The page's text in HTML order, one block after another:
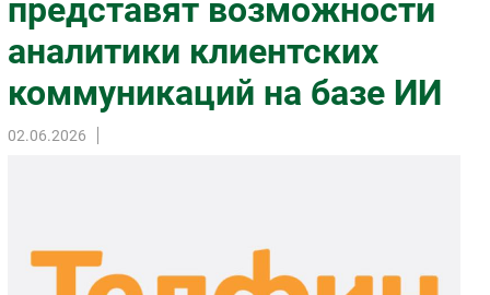
Автоматизация Промышленности
Интернет
Фиксированная связь
Интеграция
Оборудование
представят возможности
аналитики клиентских
коммуникаций на базе ИИ
02.06.2026